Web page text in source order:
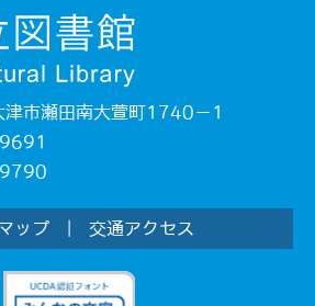
市瀬田南大萱町1740－1
9691
ップ 交通アクセス